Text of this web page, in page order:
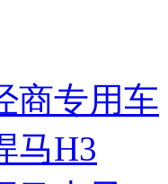
商专用车
马H3